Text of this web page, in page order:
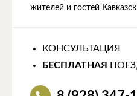
жителей и гостей
КОНСУЛЬТАЦИЯ
БЕСПЛАТНАЯ